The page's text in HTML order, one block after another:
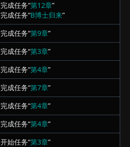
完成任务“第12章”
完成任务“B博士归来”
完成任务“第9章”
完成任务“第3章”
完成任务“第4章”
完成任务“第7章”
完成任务“第4章”
完成任务“第4章”
开始任务“第3章”